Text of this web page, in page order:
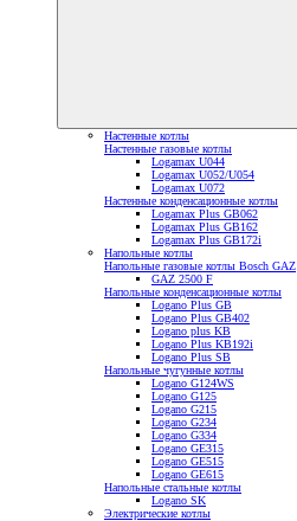
Настенные котлы
Настенные газовые котлы
Logamax U044
Logamax U052/U054
Logamax U072
Настенные конденсационные котлы
Logamax Plus GB062
Logamax Plus GB162
Logamax Plus GB172i
Напольные котлы
Напольные газовые котлы Bosch GAZ
GAZ 2500 F
Напольные конденсационные котлы
Logano Plus GB
Logano Plus GB402
Logano plus KB
Logano Plus KB192i
Logano Plus SB
Напольные чугунные котлы
Logano G124WS
Logano G125
Logano G215
Logano G234
Logano G334
Logano GE315
Logano GE515
Logano GE615
Напольные стальные котлы
Logano SK
Электрические котлы